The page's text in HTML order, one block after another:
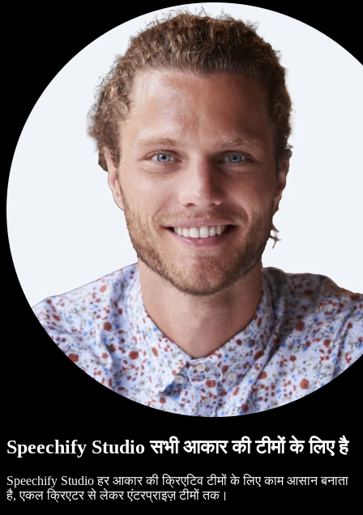
Speechify Studio सभी आकार की टीमों के लिए है
Speechify Studio हर आकार की क्रिएटिव टीमों के लिए काम आसान बनाता
है, एकल क्रिएटर से लेकर एंटरप्राइज़ टीमों तक।